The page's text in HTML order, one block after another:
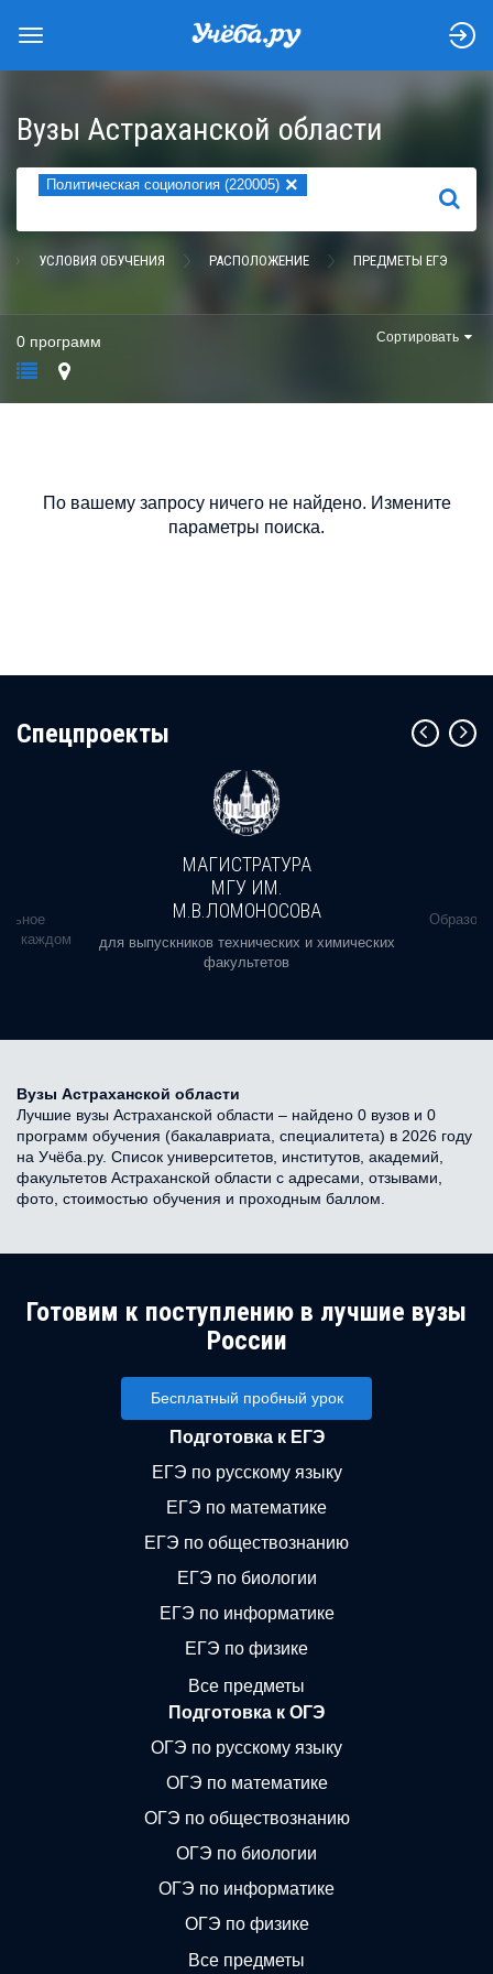
Вузы Астраханской области
Политическая социология (220005) ×
НАЙТИ
УСЛОВИЯ ОБУЧЕНИЯ РАСПОЛОЖЕНИЕ ПРЕДМЕТЫ ЕГЭ
0 программ Сортировать
По вашему запросу ничего не найдено. Измените
параметры поиска.
Cпецпроекты
в каждом
МАГИСТРАТУРА
МГУ ИМ.
М.В.ЛОМОНОСОВА
для выпускников технических и химических
факультетов
Вузы Астраханской области
Лучшие вузы Астраханской области – найдено 0 вузов и 0
программ обучения (бакалавриата, специалитета) в 2026 году
на Учёба.ру. Список университетов, институтов, академий,
факультетов Астраханской области с адресами, отзывами,
фото, стоимостью обучения и проходным баллом.
Готовим к поступлению в лучшие вузы
России
Бесплатный пробный урок
Подготовка к ЕГЭ
ЕГЭ по русскому языку
ЕГЭ по математике
ЕГЭ по обществознанию
ЕГЭ по биологии
ЕГЭ по информатике
ЕГЭ по физике
Все предметы
Подготовка к ОГЭ
ОГЭ по русскому языку
ОГЭ по математике
ОГЭ по обществознанию
ОГЭ по биологии
ОГЭ по информатике
ОГЭ по физике
Все предметы